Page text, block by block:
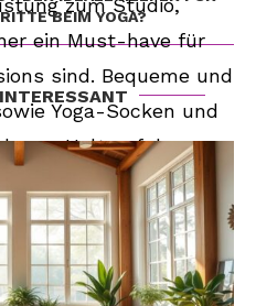
zum Studio,
ein Must-have für
sind. Bequeme und
Yoga-Socken und
Halt auf der
Apps schaffen
im Raum, während
pur während des
ist wichtig beim
BEIM YOGA?